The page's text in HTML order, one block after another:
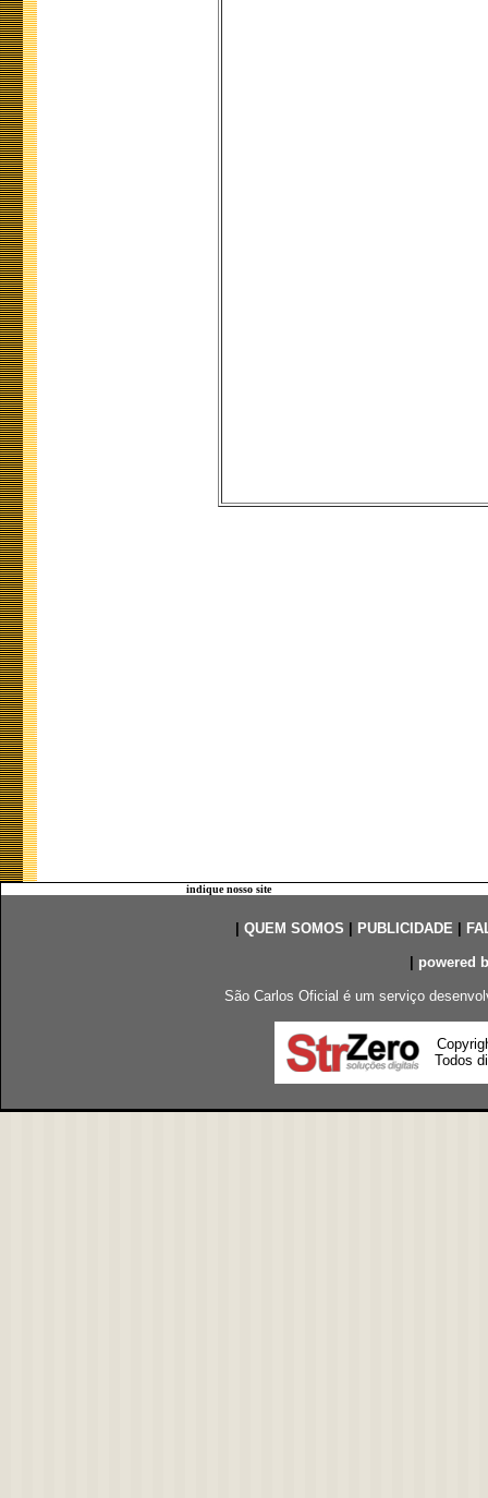
indique nosso site
QUEM SOMOS PUBLICIDADE|
powered
São Carlos Oficial é um serviço
Todos